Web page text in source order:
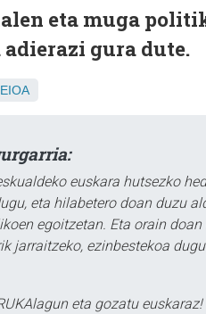
eta muga
gura dute.
euskara hutsezko
eta hilabetero doan duzu
egoitzetan. Eta orain
jarraitzeko, ezinbestekoa
eta gozatu euskaraz!